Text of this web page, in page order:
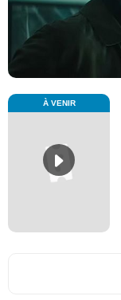
À VENIR